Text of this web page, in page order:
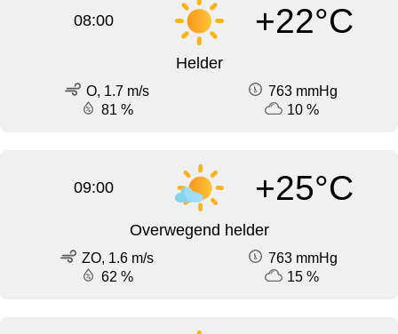
08:00 +22°C
Helder
O, 1.7 m/s
763 mmHg
81 %
10 %
09:00 +25°C
Overwegend helder
ZO, 1.6 m/s
763 mmHg
62 %
15 %